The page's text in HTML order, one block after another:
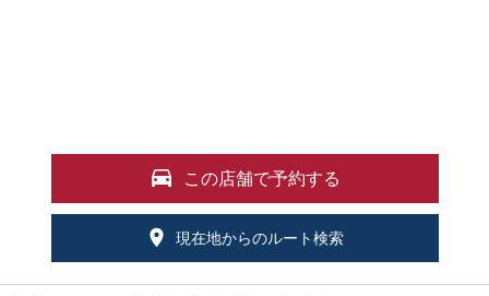
この店舗で予約する
現在地からのルート検索